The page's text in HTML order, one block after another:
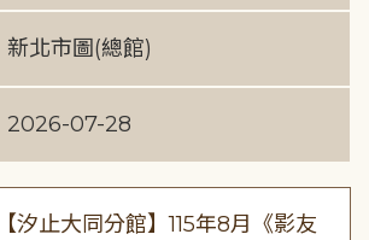
新北市圖(總館)
2026-07-28
【汐止大同分館】115年8月《影友